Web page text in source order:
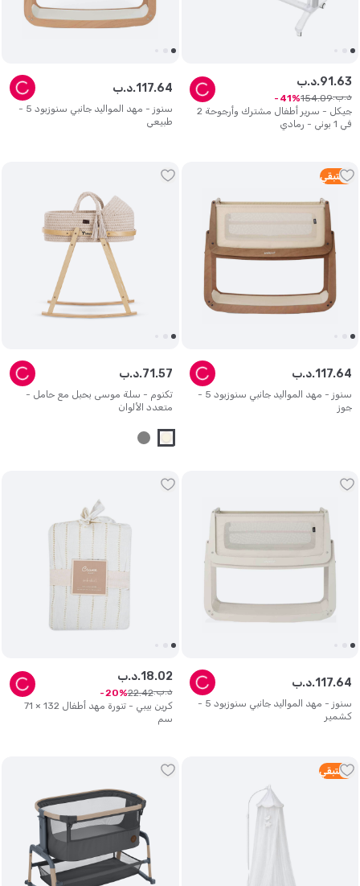
جيكل - سرير أطفال مشترك وأرجوحة 2
في 1 بوني - رمادي
د.ب.91 .63
د.ب. 154.09
41
سنوز - مهد المواليد جانبي سنوزبود 5 -
طبيعي
د.ب.117.64
3 متبقي
سنوز - مهد المواليد جانبي سنوزبود 5 -
جوز
د.ب.117.64
تكنوم - سلة موسى بحبل مع حامل -
متعدد الألوان
د.ب.71 .57
سنوز - مهد المواليد جانبي سنوزبود 5 -
كشمير
د.ب.117.64
كرين بيبي - تنورة مهد أطفال 132 × 71
سم
د.ب.18.02
د.ب. 22.42
20
4 متبقي